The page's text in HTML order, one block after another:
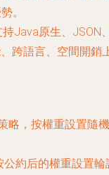
。
持Java原生、JSON
跨語言、空間開銷
略，按權重設置隨機
公約后的權重設置輪